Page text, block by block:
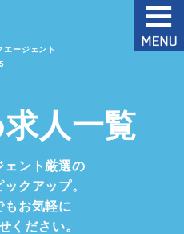
エージェント
人一覧
ェント厳選の
クアップ。
もお気軽に
ください。